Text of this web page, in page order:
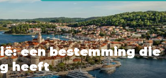
een bestemming die
heeft